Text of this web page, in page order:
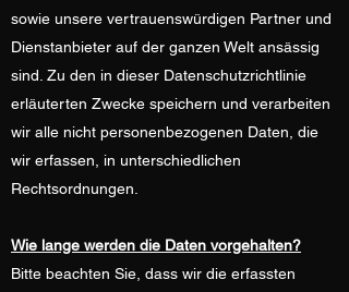
sowie unsere vertrauenswürdigen Partner und
Dienstanbieter auf der ganzen Welt ansässig
sind. Zu den in dieser Datenschutzrichtlinie
erläuterten Zwecke speichern und verarbeiten
wir alle nicht personenbezogenen Daten, die
wir erfassen, in unterschiedlichen
Rechtsordnungen.
Wie lange werden die Daten vorgehalten?
Bitte beachten Sie, dass wir die erfassten